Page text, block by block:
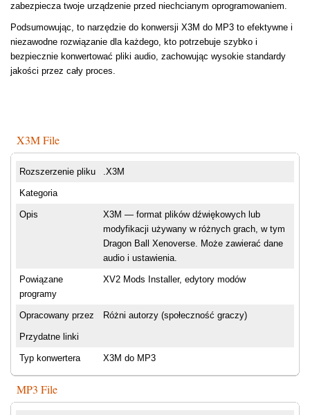
zabezpiecza twoje urządzenie przed niechcianym oprogramowaniem.
Podsumowując, to narzędzie do konwersji X3M do MP3 to efektywne i
niezawodne rozwiązanie dla każdego, kto potrzebuje szybko i
bezpiecznie konwertować pliki audio, zachowując wysokie standardy
jakości przez cały proces.
X3M File
Rozszerzenie pliku .X3M
Kategoria
Opis
X3M — format plików dźwiękowych lub
modyfikacji używany w różnych grach, w tym
Dragon Ball Xenoverse. Może zawierać dane
audio i ustawienia.
Powiązane
programy
XV2 Mods Installer, edytory modów
Opracowany przez Różni autorzy (społeczność graczy)
Przydatne linki
Typ konwertera X3M do MP3
MP3 File